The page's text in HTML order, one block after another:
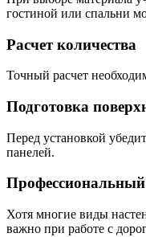
гостиной или спальни
Расчет количества
Точный расчет
Подготовка
Перед установкой
панелей.
Хотя многие виды
важно при работе с